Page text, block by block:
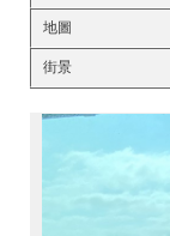
地圖
街景